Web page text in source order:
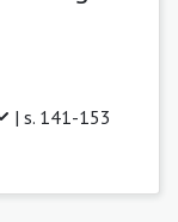
| s. 141-153